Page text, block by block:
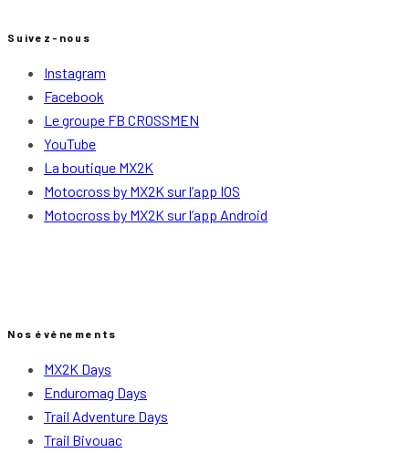
Suivez-nous
Instagram
Facebook
Le groupe FB CROSSMEN
YouTube
La boutique MX2K
Motocross by MX2K sur l’app IOS
Motocross by MX2K sur l’app Android
Nos événements
MX2K Days
Enduromag Days
Trail Adventure Days
Trail Bivouac